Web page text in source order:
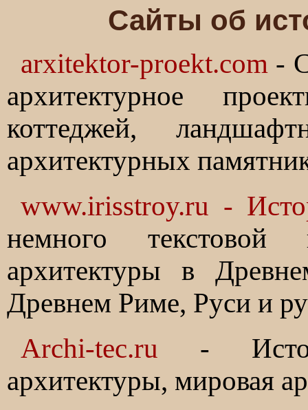
Сайты об
arxitektor-proekt.com -
архитектурное
коттеджей,
архитектурных
www.irisstroy.ru -
немного
архитектуры в
Древнем Риме, Руси и
Archi-tec.ru -
архитектуры, мировая